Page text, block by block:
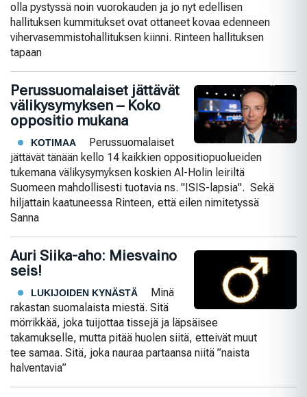
olla pystyssä noin vuorokauden ja jo nyt edellisen
hallituksen kummitukset ovat ottaneet kovaa edenneen
vihervasemmistohallituksen kiinni. Rinteen hallituksen
tapaan
Perussuomalaiset jättävät
välikysymyksen – Koko
oppositio mukana
KOTIMAA
Perussuomalaiset
jättävät tänään kello 14 kaikkien oppositiopuolueiden
tukemana välikysymyksen koskien Al-Holin leiriltä
Suomeen mahdollisesti tuotavia ns. "ISIS-lapsia". Sekä
hiljattain kaatuneessa Rinteen, että eilen nimitetyssä
Sanna
Auri Siika-aho: Miesvaino
seis!
LUKIJOIDEN KYNÄSTÄ
Minä
rakastan suomalaista miestä. Sitä
mörrikkää, joka tuijottaa tissejä ja läpsäisee
takamukselle, mutta pitää huolen siitä, etteivät muut
tee samaa. Sitä, joka nauraa partaansa niitä ”naista
halventavia”